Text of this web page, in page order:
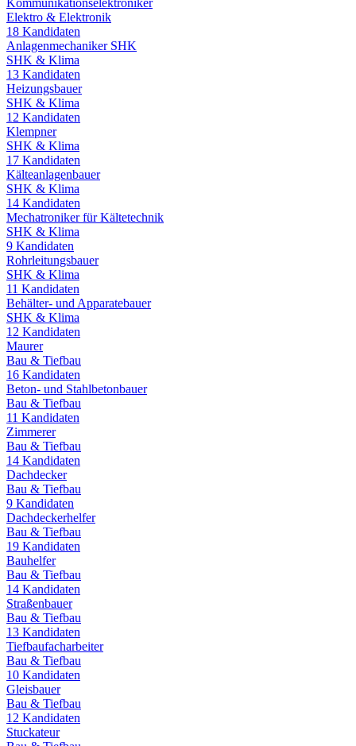
Elektro & Elektronik
18 Kandidaten
Anlagenmechaniker SHK
SHK & Klima
13 Kandidaten
Heizungsbauer
SHK & Klima
12 Kandidaten
Klempner
SHK & Klima
17 Kandidaten
Kälteanlagenbauer
SHK & Klima
14 Kandidaten
Mechatroniker für Kältetechnik
SHK & Klima
9 Kandidaten
Rohrleitungsbauer
SHK & Klima
11 Kandidaten
Behälter- und Apparatebauer
SHK & Klima
12 Kandidaten
Maurer
Bau & Tiefbau
16 Kandidaten
Beton- und Stahlbetonbauer
Bau & Tiefbau
11 Kandidaten
Zimmerer
Bau & Tiefbau
14 Kandidaten
Dachdecker
Bau & Tiefbau
9 Kandidaten
Dachdeckerhelfer
Bau & Tiefbau
19 Kandidaten
Bauhelfer
Bau & Tiefbau
14 Kandidaten
Straßenbauer
Bau & Tiefbau
13 Kandidaten
Tiefbaufacharbeiter
Bau & Tiefbau
10 Kandidaten
Gleisbauer
Bau & Tiefbau
12 Kandidaten
Stuckateur